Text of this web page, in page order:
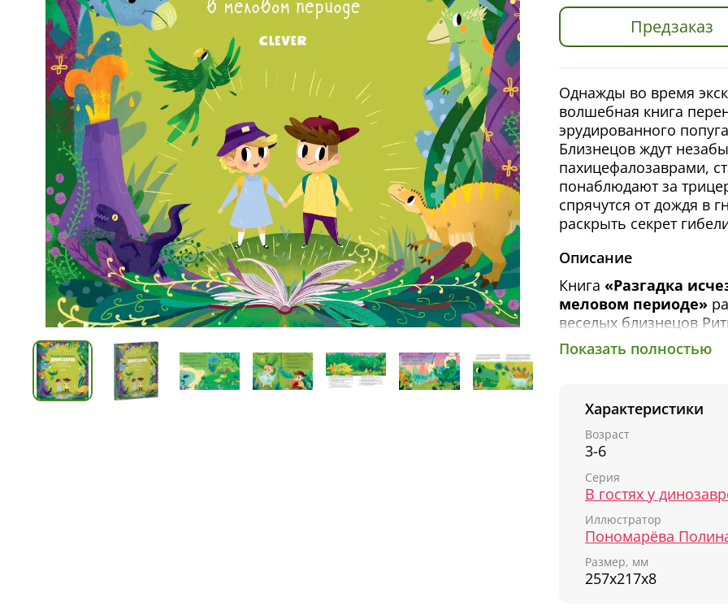
Предзаказ
Однажды во время
волшебная книга
эрудированного
Близнецов ждут
пахицефалозаврами,
понаблюдают за
спрячутся от дождя в
раскрыть секрет
Описание
Книга «Разгадка
меловом периоде»
веселых близнецов
читателям
отправились в
«Ярко светило
Кориандр, а чуть
лапах динозавров.
кто-то надел на них
морды динозавров.
— Укуси меня
Это же
мелового периода!»
Показать полностью
Характеристики
Возраст
3-6
Серия
В гостях у
Иллюстратор
Пономарёва
Размер, мм
257х217х8